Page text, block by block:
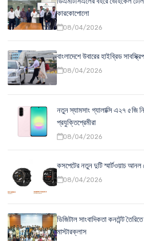
কারকোপোলো
08/04/2026
বাংলাদেশে উবারের হাইব্রিড
08/04/2026
নতুন স্যামসাং গ্যালাক্সি এ২৭ ৫জি
প্রযুক্তিপ্রেমীরা
08/04/2026
কসপেটের নতুন দুটি স্মার্টওয়াচ
08/04/2026
ডিজিটাল সাংবাদিকতা কনটেন্ট
মাস্টারক্লাস